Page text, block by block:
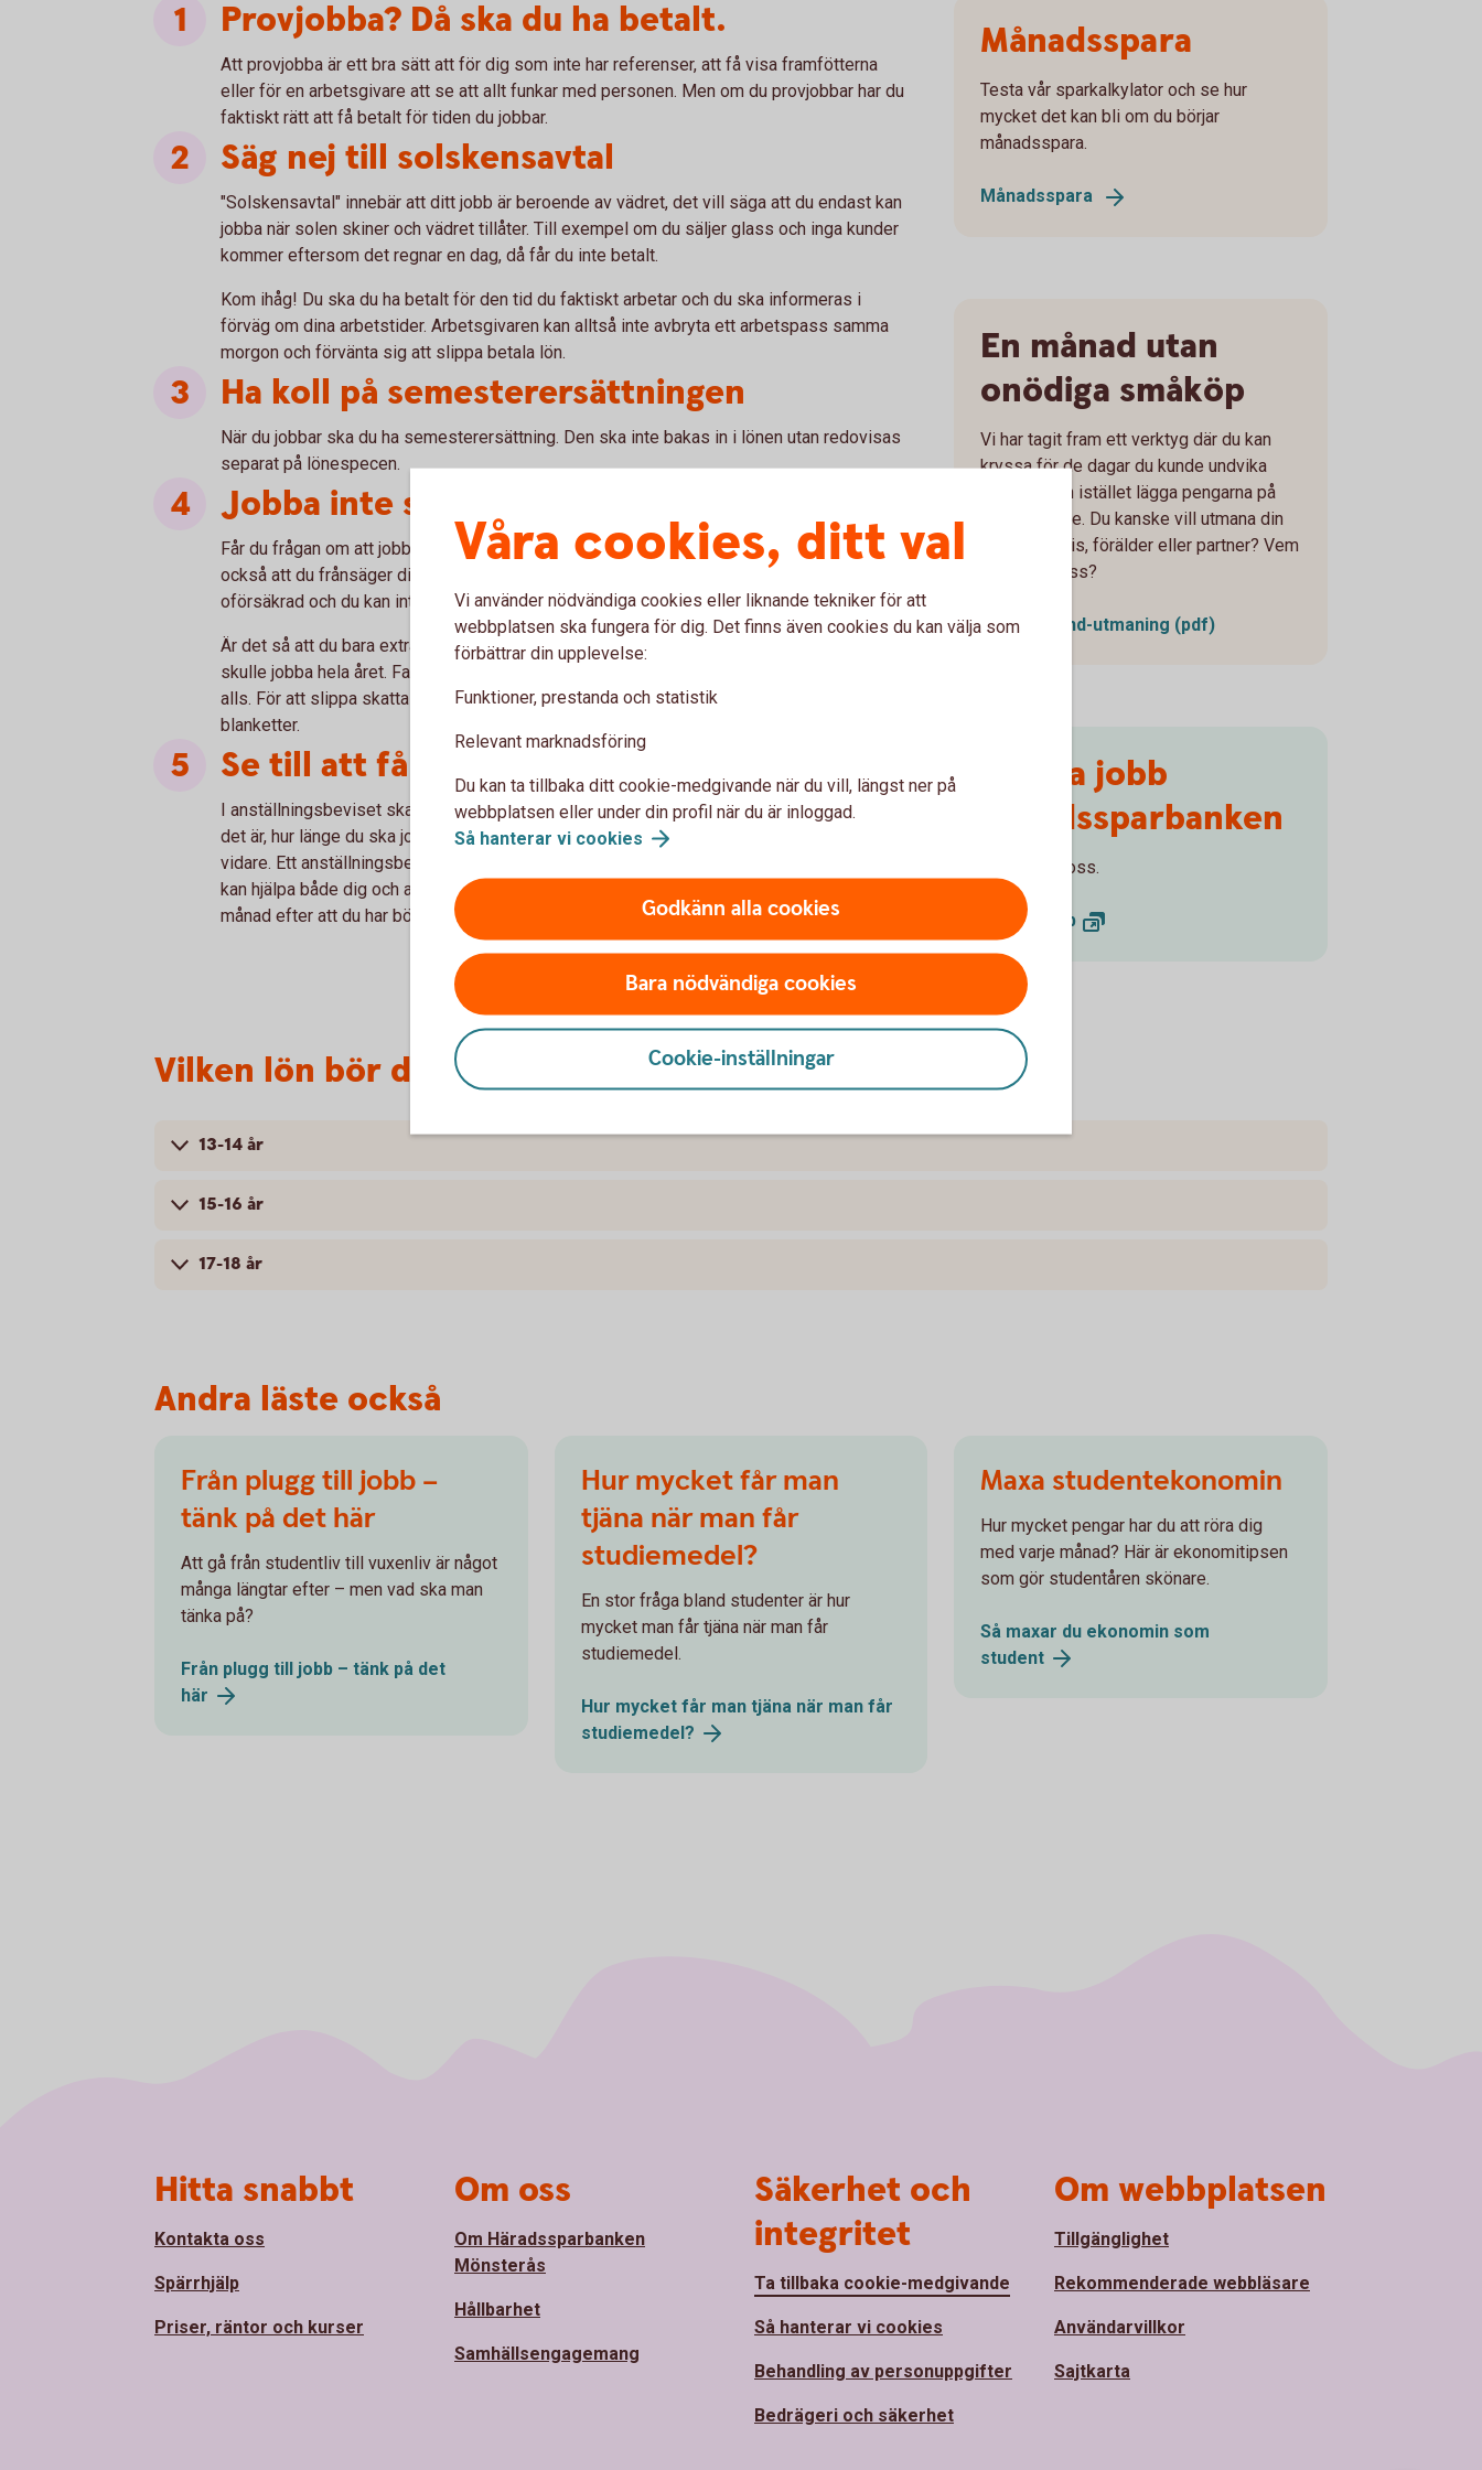
Provjobba? Då ska du ha betalt.
Att provjobba är ett bra sätt att för dig som inte har referenser, att få visa framfötterna
eller för en arbetsgivare att se att allt funkar med personen. Men om du provjobbar har du
faktiskt rätt att få betalt för tiden du jobbar.
Säg nej till solskensavtal
"Solskensavtal" innebär att ditt jobb är beroende av vädret, det vill säga att du endast kan
jobba när solen skiner och vädret tillåter. Till exempel om du säljer glass och inga kunder
kommer eftersom det regnar en dag, då får du inte betalt.
Kom ihåg! Du ska du ha betalt för den tid du faktiskt arbetar och du ska informeras i
förväg om dina arbetstider. Arbetsgivaren kan alltså inte avbryta ett arbetspass samma
morgon och förvänta sig att slippa betala lön.
Ha koll på semesterersättningen
När du jobbar ska du ha semesterersättning. Den ska inte bakas in i lönen utan redovisas
separat på lönespecen.
Jobba inte svart
Får du frågan om att jobba svart ska du svara nej. Det är inte bara olagligt, det innebär
också att du frånsäger dig alla rättigheter du ska ha som anställd. Du jobbar dessutom
oförsäkrad och du kan inte använda jobbet som merit.
Är det så att du bara extrajobbar, då betalar du oftast inte lika mycket skatt som om du
skulle jobba hela året. Faktum är att du kan tjäna ganska mycket utan att behöva skatta
alls. För att slippa skatta så mycket kan du “jämka”, kolla in Skatteverket för info om
blanketter.
Se till att få ett anställningsbevis
I anställningsbeviset ska all information om anställningen stå, vilken sorts anställning
det är, hur länge du ska jobba, vad som ingår i uppgiften, hur mycket lön du har och så
vidare. Ett anställningsbevis finns för att det inte ska bli missförstånd senare och det
kan hjälpa både dig och arbetsgivaren att se att ni är överens. Det ska du få senast en
månad efter att du har börjat, om din anställning är längre än 3 veckor.
Månadsspara
Testa vår sparkalkylator och se hur
mycket det kan bli om du börjar
månadsspara.
Månadsspara
En månad utan
onödiga småköp
Vi har tagit fram ett verktyg där du kan
kryssa för de dagar du kunde undvika
småköp och istället lägga pengarna på
ditt sparande. Du kanske vill utmana din
bästa kompis, förälder eller partner? Vem
får flest kryss?
No Spend-utmaning (pdf)
Lediga jobb
Häradssparbanken
Jobba hos oss.
Lediga jobb
Vilken lön bör du ha i din ålder?
13-14 år
15-16 år
17-18 år
Andra läste också
Från plugg till jobb –
tänk på det här
Att gå från studentliv till vuxenliv är något
många längtar efter – men vad ska man
tänka på?
Från plugg till jobb – tänk på det
här
Hur mycket får man
tjäna när man får
studiemedel?
En stor fråga bland studenter är hur
mycket man får tjäna när man får
studiemedel.
Hur mycket får man tjäna när man får
studiemedel?
Maxa studentekonomin
Hur mycket pengar har du att röra dig
med varje månad? Här är ekonomitipsen
som gör studentåren skönare.
Så maxar du ekonomin som
student
Våra cookies, ditt val
Vi använder nödvändiga cookies eller liknande tekniker för att
webbplatsen ska fungera för dig. Det finns även cookies du kan välja som
förbättrar din upplevelse:
Funktioner, prestanda och statistik
Relevant marknadsföring
Du kan ta tillbaka ditt cookie-medgivande när du vill, längst ner på
webbplatsen eller under din profil när du är inloggad.
Så hanterar vi cookies
Godkänn alla cookies
Bara nödvändiga cookies
Cookie-inställningar
Hitta snabbt
Kontakta oss
Spärrhjälp
Priser, räntor och kurser
Om oss
Om Häradssparbanken
Mönsterås
Hållbarhet
Samhällsengagemang
Säkerhet och
integritet
Ta tillbaka cookie-medgivande
Så hanterar vi cookies
Behandling av personuppgifter
Bedrägeri och säkerhet
Om webbplatsen
Tillgänglighet
Rekommenderade webbläsare
Användarvillkor
Sajtkarta